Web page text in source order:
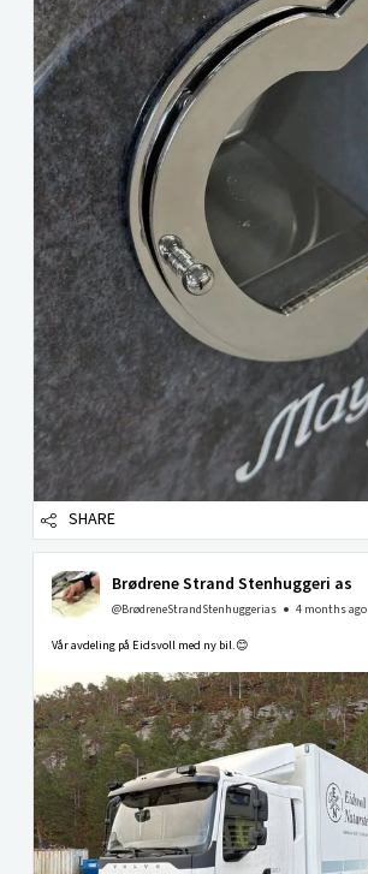
SHARE
Brødrene Strand Stenhuggeri as
@BrødreneStrandStenhuggerias 4 months ago
Vår avdeling på Eidsvoll med ny bil.😊